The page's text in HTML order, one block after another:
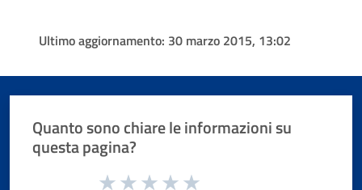
Ultimo aggiornamento: 30 marzo 2015, 13:02
Quanto sono chiare le informazioni su
questa pagina?
Valuta da 1 a 5 stelle la pagina